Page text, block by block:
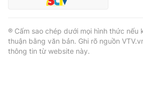
® Cấm sao chép dưới mọi hình thức nếu
thuận bằng văn bản. Ghi rõ nguồn
thông tin từ website này.